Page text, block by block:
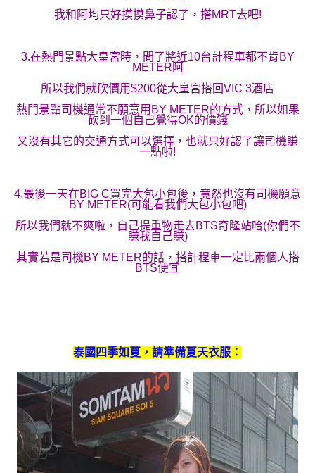
我和阿均只好摸摸鼻子認了，搭MRT去吧!
3.在熱門景點大皇宮時，問了將近10台計程車都不肯BY
METER阿
所以我們就砍價用$200從大皇宮搭回VIC 3酒店
熱門景點司機通常不願意用BY METER的方式，所以如果
砍到一個自己覺得OK的價錢
又沒有其它的交通方式可以選擇，也就只好認了讓司機賺
一點啦!
4.最後一天在BIG C買完大包小包後，竟然也沒有司機願意
BY METER(可能看我們大包小包吧)
所以我們就不爽啦，自己提重物走去BTS奇隆站哈(你們不
賺我自己賺)
其實若是司機BY METER的話，搭計程車一定比兩個人搭
BTS便宜
泰國四季如夏，請準備夏天衣服：